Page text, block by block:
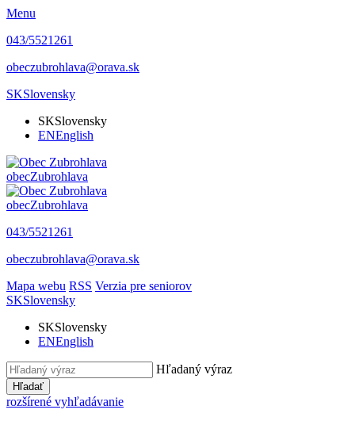
Menu
043/5521261
obeczubrohlava@orava.sk
SKSlovensky
SKSlovensky
ENEnglish
obecZubrohlava
obecZubrohlava
043/5521261
obeczubrohlava@orava.sk
Mapa webu RSS Verzia pre seniorov
SKSlovensky
SKSlovensky
ENEnglish
Hľadaný výraz
Hľadať
rozšírené vyhľadávanie